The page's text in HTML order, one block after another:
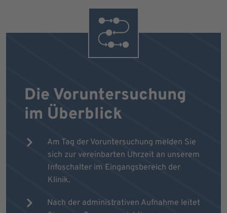
Die Voruntersuchung
im Überblick
Am Tag der Voruntersuchung melden Sie
sich zur vereinbarten Uhrzeit an unserem
Infoschalter im Eingangsbereich der
Klinik.
Nach der administrativen Aufnahme leitet